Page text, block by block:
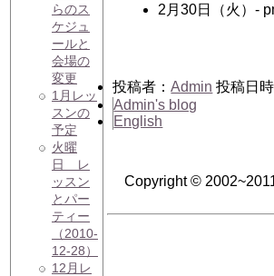
らのス
ケジュ
ールと
会場の
変更
1月レッ
スンの
予定
火曜
日 レ
ッスン
とパー
ティー
（2010-
12-28）
12月レ
2月30日（火）-
投稿者：Admin 投稿日
Admin's blog
English
Copyright ©